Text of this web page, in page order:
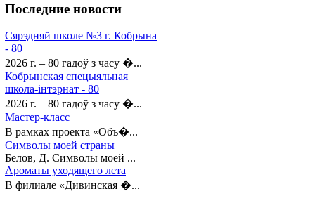
Последние новости
Сярэдняй школе №3 г. Кобрына
- 80
2026 г. – 80 гадоў з часу �...
Кобрынская спецыяльная
школа-інтэрнат - 80
2026 г. – 80 гадоў з часу �...
Мастер-класс
В рамках проекта «Объ�...
Символы моей страны
Белов, Д. Символы моей ...
Ароматы уходящего лета
В филиале «Дивинская �...